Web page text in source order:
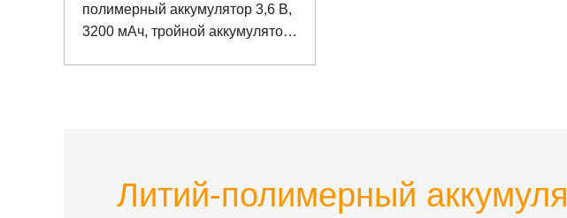
полимерный аккумулятор 3,6 В,
3200 мАч, тройной аккумулятор
Литий-полимерный